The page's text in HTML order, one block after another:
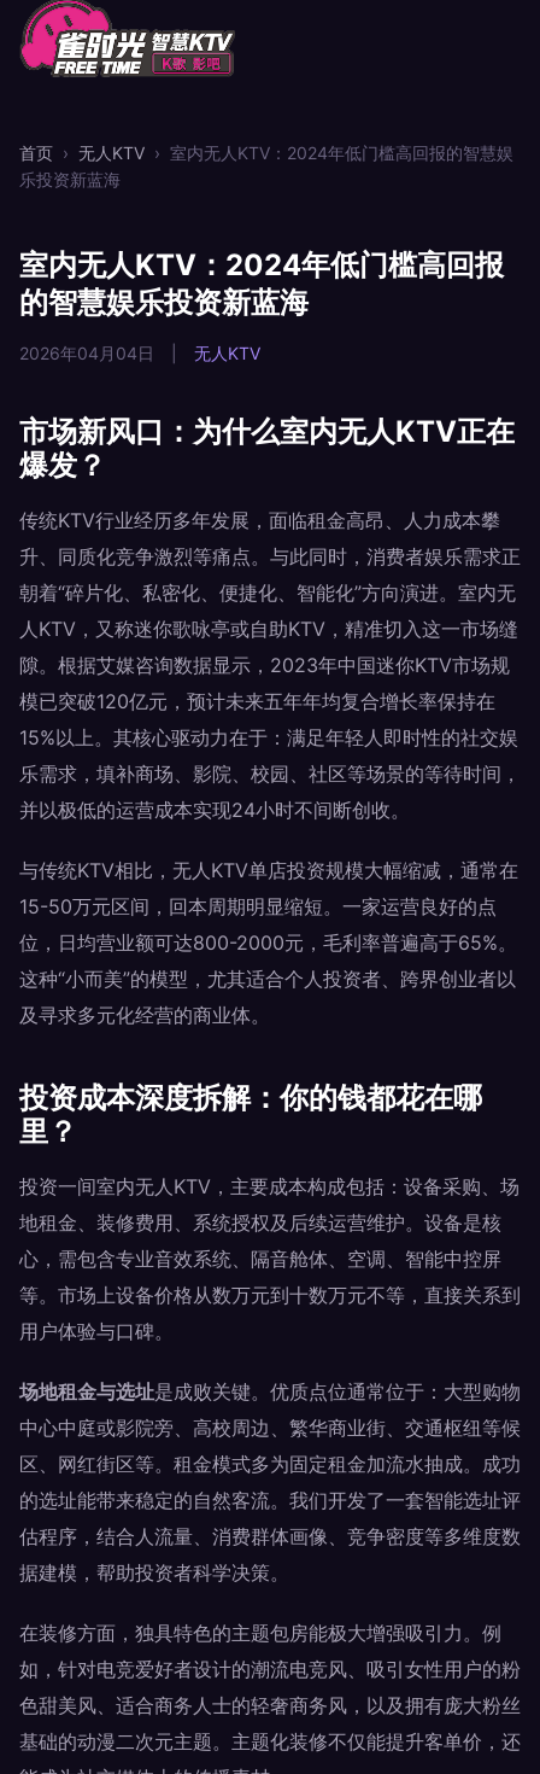
首页 › 无人KTV › 室内无人KTV：2024年低门槛高回报的智慧娱
乐投资新蓝海
室内无人KTV：2024年低门槛高回报
的智慧娱乐投资新蓝海
2026年04月04日 无人KTV
市场新风口：为什么室内无人KTV正在
爆发？
传统KTV行业经历多年发展，面临租金高昂、人力成本攀
升、同质化竞争激烈等痛点。与此同时，消费者娱乐需求正
朝着“碎片化、私密化、便捷化、智能化”方向演进。室内无
人KTV，又称迷你歌咏亭或自助KTV，精准切入这一市场缝
隙。根据艾媒咨询数据显示，2023年中国迷你KTV市场规
模已突破120亿元，预计未来五年年均复合增长率保持在
15%以上。其核心驱动力在于：满足年轻人即时性的社交娱
乐需求，填补商场、影院、校园、社区等场景的等待时间，
并以极低的运营成本实现24小时不间断创收。
与传统KTV相比，无人KTV单店投资规模大幅缩减，通常在
15-50万元区间，回本周期明显缩短。一家运营良好的点
位，日均营业额可达800-2000元，毛利率普遍高于65%。
这种“小而美”的模型，尤其适合个人投资者、跨界创业者以
及寻求多元化经营的商业体。
投资成本深度拆解：你的钱都花在哪
里？
投资一间室内无人KTV，主要成本构成包括：设备采购、场
地租金、装修费用、系统授权及后续运营维护。设备是核
心，需包含专业音效系统、隔音舱体、空调、智能中控屏
等。市场上设备价格从数万元到十数万元不等，直接关系到
用户体验与口碑。
场地租金与选址是成败关键。优质点位通常位于：大型购物
中心中庭或影院旁、高校周边、繁华商业街、交通枢纽等候
区、网红街区等。租金模式多为固定租金加流水抽成。成功
的选址能带来稳定的自然客流。我们开发了一套智能选址评
估程序，结合人流量、消费群体画像、竞争密度等多维度数
据建模，帮助投资者科学决策。
在装修方面，独具特色的主题包房能极大增强吸引力。例
如，针对电竞爱好者设计的潮流电竞风、吸引女性用户的粉
色甜美风、适合商务人士的轻奢商务风，以及拥有庞大粉丝
基础的动漫二次元主题。主题化装修不仅能提升客单价，还